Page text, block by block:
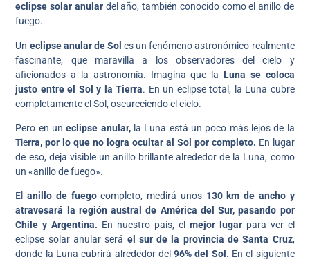
eclipse solar anular del año, también conocido como el anillo de
fuego.
Un eclipse anular de Soles un fenómeno astronómico realmente
fascinante, que maravilla a los observadores del cielo y
aficionados a la astronomía. Imagina que la Luna se coloca
justo entre el Sol y la Tierra. En un eclipse total, la Luna cubre
completamente el Sol, oscureciendo el cielo.
Pero en uneclipse anular, la Luna está un poco más lejos de la
Tierra, por lo que no logra ocultar al Sol por completo. En lugar
de eso, deja visible un anillo brillante alrededor de la Luna, como
un «anillo de fuego».
Elanillo de fuegocompleto, medirá unos 130 km de ancho y
atravesará la región austral de América del Sur, pasando por
Chile y Argentina. En nuestro país, el mejor lugar para ver el
eclipse solar anular será el sur de la provincia de Santa Cruz,
donde la Luna cubrirá alrededor del96% del Sol. En el siguiente